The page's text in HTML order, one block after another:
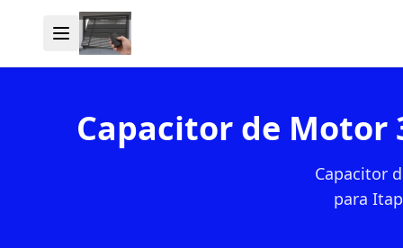
Capacitor de Motor
Capacitor
para